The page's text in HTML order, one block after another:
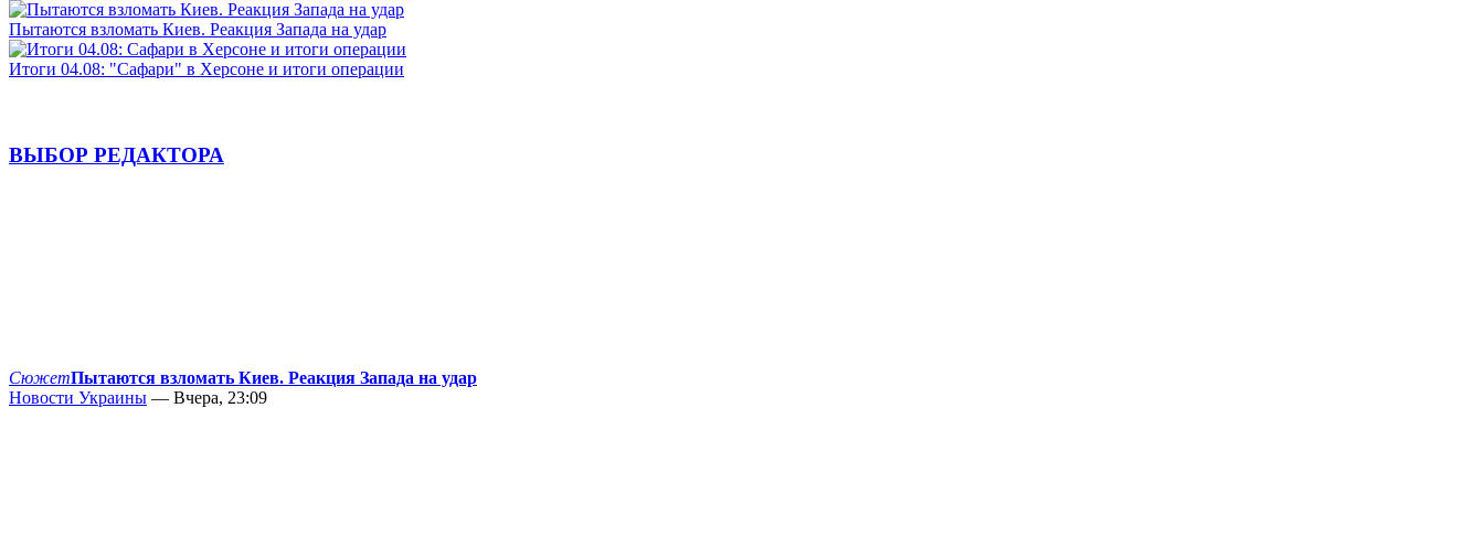
Пытаются взломать Киев. Реакция Запада на удар
Итоги 04.08: "Сафари" в Херсоне и итоги операции
ВЫБОР РЕДАКТОРА
СюжетПытаются взломать Киев. Реакция Запада на удар
Новости Украины — Вчера, 23:09